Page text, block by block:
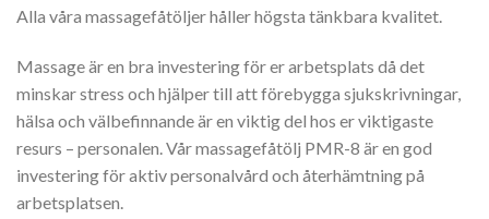
Alla våra massagefåtöljer håller högsta tänkbara kvalitet.
Massage är en bra investering för er arbetsplats då det
minskar stress och hjälper till att förebygga sjukskrivningar,
hälsa och välbefinnande är en viktig del hos er viktigaste
resurs – personalen. Vår massagefåtölj PMR-8 är en god
investering för aktiv personalvård och återhämtning på
arbetsplatsen.